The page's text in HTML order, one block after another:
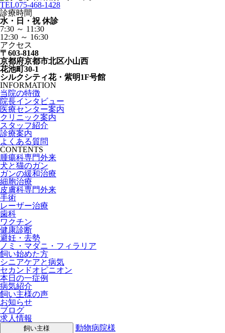
TEL075-468-1428
診療時間
水・日・祝 休診
7:30 ～ 11:30
12:30 ～ 16:30
アクセス
〒603-8148
京都府京都市北区小山西
花池町30-1
シルクシティ花・紫明1F号館
INFORMATION
当院の特徴
院長インタビュー
医療センター案内
クリニック案内
スタッフ紹介
診療案内
よくある質問
CONTENTS
腫瘍科専門外来
犬と猫のガン
ガンの緩和治療
細胞治療
皮膚科専門外来
手術
レーザー治療
歯科
ワクチン
健康診断
避妊・去勢
ノミ・マダニ・フィラリア
飼い始めた方
シニアケアと病気
セカンドオピニオン
本日の一症例
病気紹介
飼い主様の声
お知らせ
ブログ
求人情報
飼い主様
動物病院様